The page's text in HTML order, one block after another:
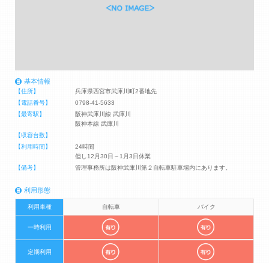
基本情報
【住所】
兵庫県西宮市武庫川町2番地先
【電話番号】
0798-41-5633
【最寄駅】
阪神武庫川線 武庫川
阪神本線 武庫川
【収容台数】
【利用時間】
24時間
但し12月30日～1月3日休業
【備考】
管理事務所は阪神武庫川第２自転車駐車場内にあります。
利用形態
利用車種 自転車 バイク
一時利用
定期利用